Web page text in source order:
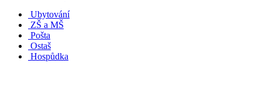
Ubytování
ZŠ a MŠ
Pošta
Ostaš
Hospůdka